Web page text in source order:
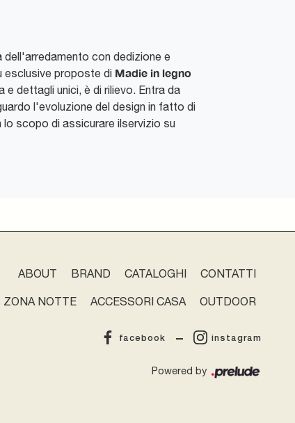
con dedizione e
esclusive proposte di Madie in legno
dettagli unici, è di rilievo. Entra da
l'evoluzione del design in fatto di
scopo di assicurare ilservizio su
ABOUT BRAND CATALOGHI CONTATTI
ZONA NOTTE ACCESSORI CASA OUTDOOR
facebook instagram
Powered by